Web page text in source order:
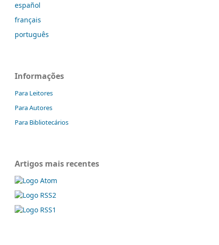
español
français
português
Informações
Para Leitores
Para Autores
Para Bibliotecários
Artigos mais recentes